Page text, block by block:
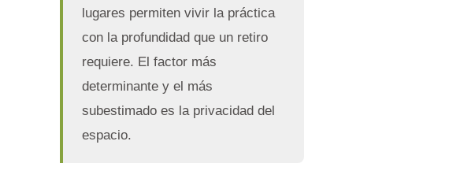
lugares permiten vivir la práctica
con la profundidad que un retiro
requiere. El factor más
determinante y el más
subestimado es la privacidad del
espacio.